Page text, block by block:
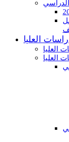
العليا
العليا
العليا